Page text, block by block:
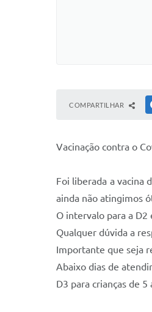
COMPARTILHAR
Vacinação contra o
Foi liberada a vacina
ainda não atingimos
O intervalo para a D2
Qualquer dúvida a
Importante que seja
Abaixo dias de
D3 para crianças de 5